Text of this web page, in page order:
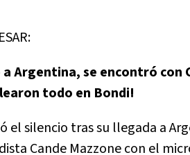
Argentina, se encontró con
todo en Bondi!
el silencio tras su llegada a
Cande Mazzone con el